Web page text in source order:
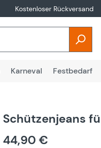
Kostenloser Rückversand
Karneval Festbedarf
Schützenjeans
44,90 €